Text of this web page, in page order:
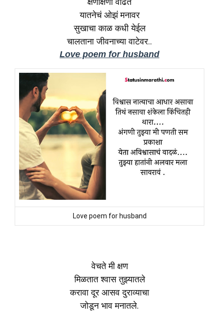
यातनेचं ओझं मनावर
सुखाचा काळ कधी येईल
चालताना जीवनाच्या वाटेवर..
Love poem for husband
Love poem for husband
वेचते मी क्षण
मिळतात श्वास तुझ्यातले
करावा दूर आसव दुराव्याचा
जोडून भाव मनातले.